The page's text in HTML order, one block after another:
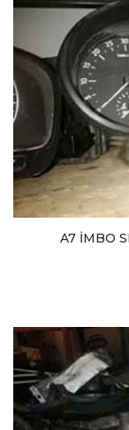
A7 İMBO